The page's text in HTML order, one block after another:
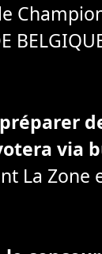
via
La Zone